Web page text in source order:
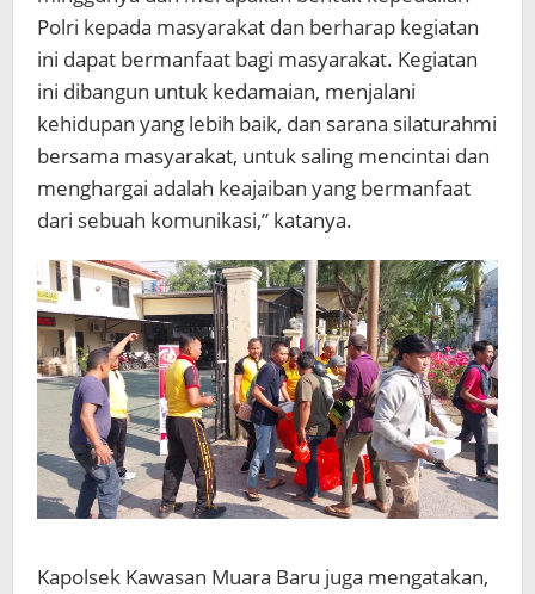
Polri kepada masyarakat dan berharap kegiatan
ini dapat bermanfaat bagi masyarakat. Kegiatan
ini dibangun untuk kedamaian, menjalani
kehidupan yang lebih baik, dan sarana silaturahmi
bersama masyarakat, untuk saling mencintai dan
menghargai adalah keajaiban yang bermanfaat
dari sebuah komunikasi,” katanya.
Kapolsek Kawasan Muara Baru juga mengatakan,